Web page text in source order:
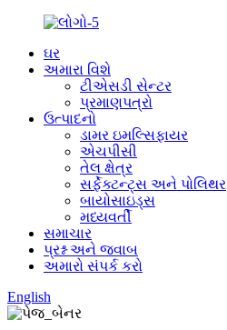
ઘર
અમારા વિશે
ટીએસડી સેન્ટર
પ્રમાણપત્રો
ઉત્પાદનો
ડામર ઇમલ્સિફાયર
એચપીસી
તેલ ક્ષેત્ર
સર્ફેક્ટન્ટ્સ અને પોલિથર
બાયોસાઇડ્સ
મધ્યવર્તી
સમાચાર
પ્રશ્ન અને જવાબ
અમારો સંપર્ક કરો
English